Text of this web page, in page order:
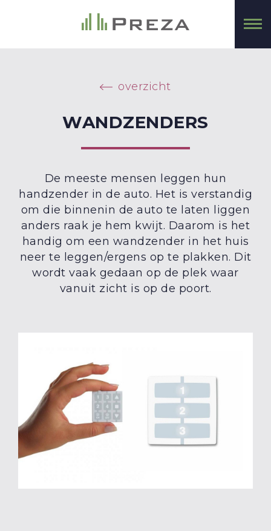
overzicht
WANDZENDERS
De meeste mensen leggen hun
handzender in de auto. Het is verstandig
om die binnenin de auto te laten liggen
anders raak je hem kwijt. Daarom is het
handig om een wandzender in het huis
neer te leggen/ergens op te plakken. Dit
wordt vaak gedaan op de plek waar
vanuit zicht is op de poort.